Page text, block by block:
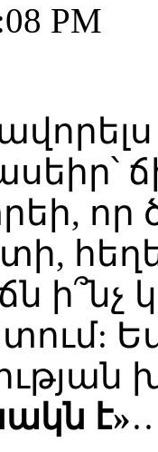
PM
որ
ի՞նչ
է»